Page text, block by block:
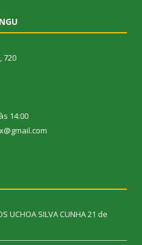
720
14:00
UCHOA SILVA CUNHA21 de